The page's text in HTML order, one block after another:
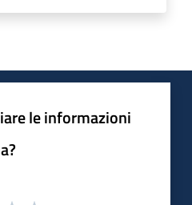
le informazioni